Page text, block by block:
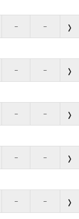
– –
– –
– –
– –
– –